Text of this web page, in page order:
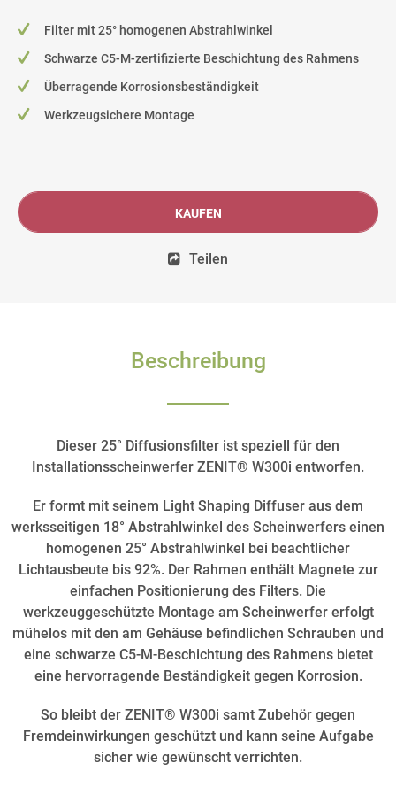
Filter mit 25° homogenen Abstrahlwinkel
Schwarze C5-M-zertifizierte Beschichtung des Rahmens
Überragende Korrosionsbeständigkeit
Werkzeugsichere Montage
KAUFEN
Teilen
Beschreibung
Dieser 25° Diffusionsfilter ist speziell für den
Installationsscheinwerfer ZENIT® W300i entworfen.
Er formt mit seinem Light Shaping Diffuser aus dem
werksseitigen 18° Abstrahlwinkel des Scheinwerfers einen
homogenen 25° Abstrahlwinkel bei beachtlicher
Lichtausbeute bis 92%. Der Rahmen enthält Magnete zur
einfachen Positionierung des Filters. Die
werkzeuggeschützte Montage am Scheinwerfer erfolgt
mühelos mit den am Gehäuse befindlichen Schrauben und
eine schwarze C5-M-Beschichtung des Rahmens bietet
eine hervorragende Beständigkeit gegen Korrosion.
So bleibt der ZENIT® W300i samt Zubehör gegen
Fremdeinwirkungen geschützt und kann seine Aufgabe
sicher wie gewünscht verrichten.